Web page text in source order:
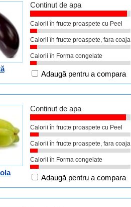
Continut de apa
Calorii în fructe proaspete cu Peel
Calorii în fructe proaspete, fara coaja
Calorii în Forma congelate
Adaugă pentru a compara
Continut de apa
Calorii în fructe proaspete cu Peel
Calorii în fructe proaspete, fara coaja
Calorii în Forma congelate
Adaugă pentru a compara